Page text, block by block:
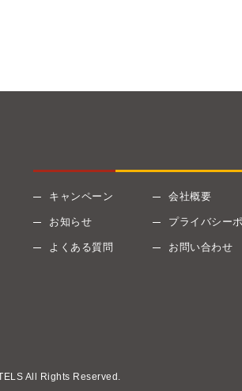
キャンペーン
お知らせ
よくある質問
会社概要
プライバシー
お問い合わせ
All Rights Reserved.